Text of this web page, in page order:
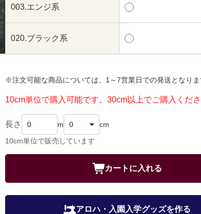
003.エンジ系
020.ブラック系
※注文可能な商品については、1～7営業日での発送となりま
10cm単位で購入可能です。30cm以上でご購入くださ
長さ m cm
10cm単位で販売しています
カートに入れる
アロハ・入園入学グッズを作る